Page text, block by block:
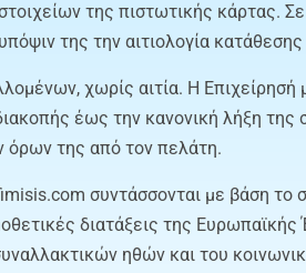
της πιστωτικής κάρτας.
της την αιτιολογία
χωρίς αιτία. Η
έως την κανονική λήξη
όρων της από τον πελάτη.
συντάσσονται με βάση το
διατάξεις της
ηθών και του